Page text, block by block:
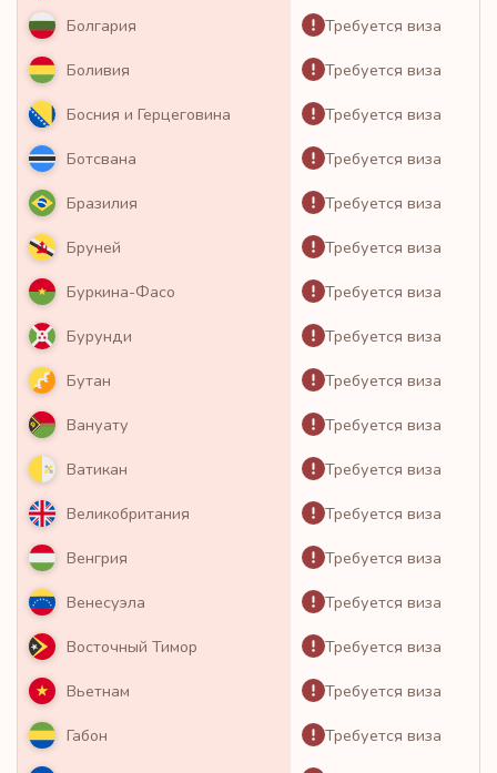
Болгария Требуется виза
Боливия Требуется виза
Босния и Герцеговина Требуется виза
Ботсвана Требуется виза
Бразилия Требуется виза
Бруней Требуется виза
Буркина-Фасо Требуется виза
Бурунди Требуется виза
Бутан Требуется виза
Вануату Требуется виза
Ватикан Требуется виза
Великобритания Требуется виза
Венгрия Требуется виза
Венесуэла Требуется виза
Восточный Тимор Требуется виза
Вьетнам Требуется виза
Габон Требуется виза